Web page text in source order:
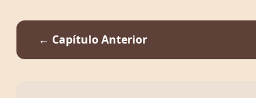
← Capítulo Anterior